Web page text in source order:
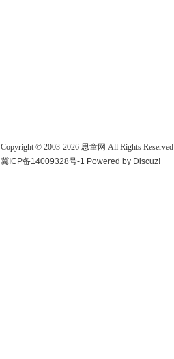
Copyright © 2003-2026 思童网 All Rights Reserved
冀ICP备14009328号-1 Powered by Discuz!